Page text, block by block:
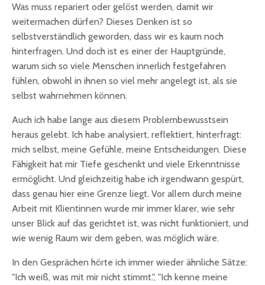
Was muss repariert oder gelöst werden, damit wir
weitermachen dürfen? Dieses Denken ist so
selbstverständlich geworden, dass wir es kaum noch
hinterfragen. Und doch ist es einer der Hauptgründe,
warum sich so viele Menschen innerlich festgefahren
fühlen, obwohl in ihnen so viel mehr angelegt ist, als sie
selbst wahrnehmen können.
Auch ich habe lange aus diesem Problembewusstsein
heraus gelebt. Ich habe analysiert, reflektiert, hinterfragt:
mich selbst, meine Gefühle, meine Entscheidungen. Diese
Fähigkeit hat mir Tiefe geschenkt und viele Erkenntnisse
ermöglicht. Und gleichzeitig habe ich irgendwann gespürt,
dass genau hier eine Grenze liegt. Vor allem durch meine
Arbeit mit Klientinnen wurde mir immer klarer, wie sehr
unser Blick auf das gerichtet ist, was nicht funktioniert, und
wie wenig Raum wir dem geben, was möglich wäre.
In den Gesprächen hörte ich immer wieder ähnliche Sätze:
"Ich weiß, was mit mir nicht stimmt.", "Ich kenne meine